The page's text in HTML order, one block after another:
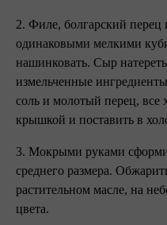
2. Филе, болгарский перец
одинаковыми мелкими
нашинковать. Сыр
измельченные
соль и молотый перец, все
крышкой и поставить в
3. Мокрыми руками
среднего размера.
растительном масле, на
цвета.